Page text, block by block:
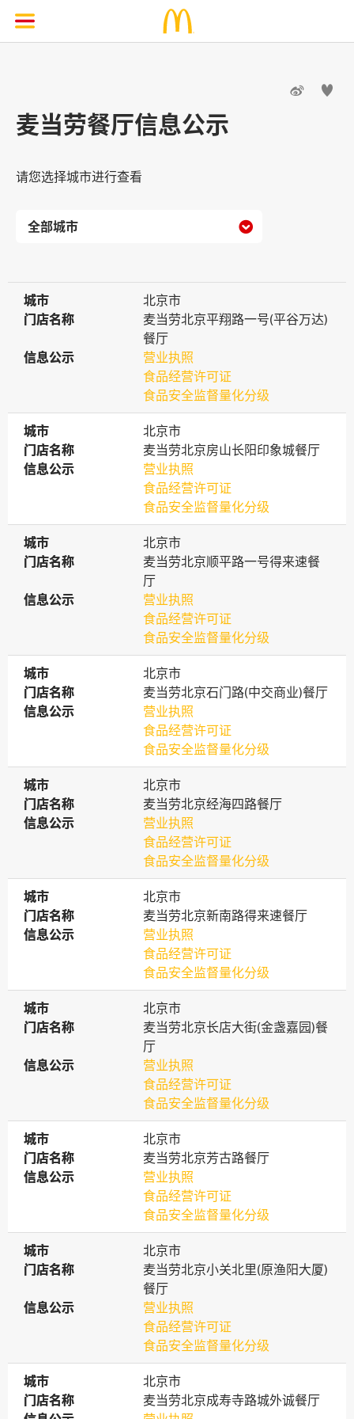
 
麦当劳餐厅信息公示
请您选择城市进行查看

城市
城市
北京市
门店名称
门店名称
麦当劳北京平翔路一号(平谷万达)
餐厅
信息公示
信息公示
营业执照
食品经营许可证
食品安全监督量化分级
城市
城市
北京市
门店名称
门店名称
麦当劳北京房山长阳印象城餐厅
信息公示
信息公示
营业执照
食品经营许可证
食品安全监督量化分级
城市
城市
北京市
门店名称
门店名称
麦当劳北京顺平路一号得来速餐
厅
信息公示
信息公示
营业执照
食品经营许可证
食品安全监督量化分级
城市
城市
北京市
门店名称
门店名称
麦当劳北京石门路(中交商业)餐厅
信息公示
信息公示
营业执照
食品经营许可证
食品安全监督量化分级
城市
城市
北京市
门店名称
门店名称
麦当劳北京经海四路餐厅
信息公示
信息公示
营业执照
食品经营许可证
食品安全监督量化分级
城市
城市
北京市
门店名称
门店名称
麦当劳北京新南路得来速餐厅
信息公示
信息公示
营业执照
食品经营许可证
食品安全监督量化分级
城市
城市
北京市
门店名称
门店名称
麦当劳北京长店大街(金盏嘉园)餐
厅
信息公示
信息公示
营业执照
食品经营许可证
食品安全监督量化分级
城市
城市
北京市
门店名称
门店名称
麦当劳北京芳古路餐厅
信息公示
信息公示
营业执照
食品经营许可证
食品安全监督量化分级
城市
城市
北京市
门店名称
门店名称
麦当劳北京小关北里(原渔阳大厦)
餐厅
信息公示
信息公示
营业执照
食品经营许可证
食品安全监督量化分级
城市
城市
北京市
门店名称
门店名称
麦当劳北京成寿寺路城外诚餐厅